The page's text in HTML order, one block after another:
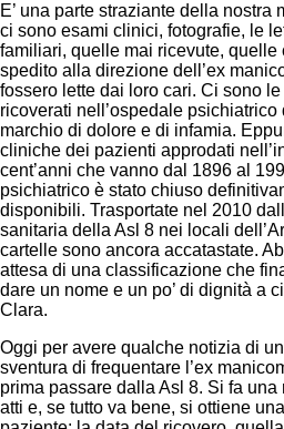
E’ una parte straziante della nostra
ci sono esami clinici, fotografie, le
familiari, quelle mai ricevute, quelle
spedito alla direzione dell’ex
fossero lette dai loro cari. Ci sono le
ricoverati nell’ospedale
marchio di dolore e di infamia.
cliniche dei pazienti approdati
cent’anni che vanno dal 1896 al
psichiatrico è stato chiuso
disponibili. Trasportate nel 2010
sanitaria della Asl 8 nei locali
cartelle sono ancora accatastate.
attesa di una classificazione che
dare un nome e un po’ di dignità a
Clara.
Oggi per avere qualche notizia di
sventura di frequentare l’ex
prima passare dalla Asl 8. Si fa
atti e, se tutto va bene, si ottiene